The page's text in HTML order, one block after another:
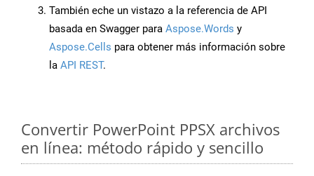
También eche un vistazo a la referencia de API
basada en Swagger para Aspose.Words y
Aspose.Cells para obtener más información sobre
la API REST.
Convertir PowerPoint PPSX archivos
en línea: método rápido y sencillo